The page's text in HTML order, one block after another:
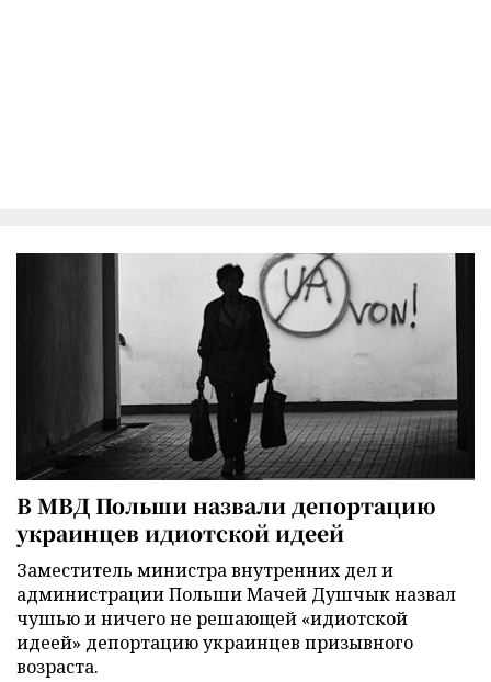
В МВД Польши назвали депортацию
украинцев идиотской идеей
Заместитель министра внутренних дел и
администрации Польши Мачей Душчык назвал
чушью и ничего не решающей «идиотской
идеей» депортацию украинцев призывного
возраста.